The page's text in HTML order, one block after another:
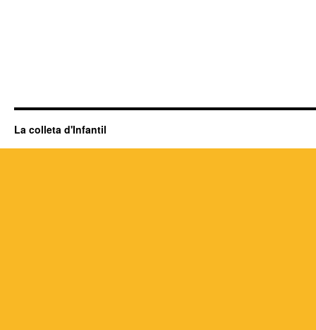
La colleta d'Infantil